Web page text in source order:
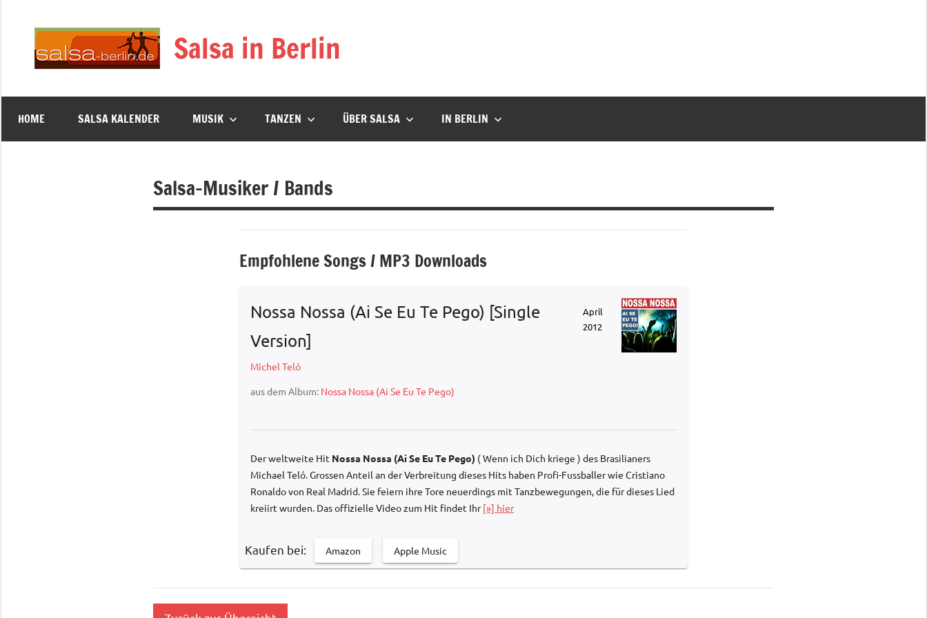
springen
Salsa in Berlin
HOME SALSA KALENDER MUSIK TANZEN ÜBER SALSA IN BERLIN
Salsa-Musiker / Bands
Empfohlene Songs / MP3 Downloads
Nossa Nossa (Ai Se Eu Te Pego) [Single
Version]
Michel Teló
aus dem Album: Nossa Nossa (Ai Se Eu Te Pego)
April
2012
Der weltweite Hit Nossa Nossa (Ai Se Eu Te Pego) ( Wenn ich Dich kriege ) des Brasilianers
Michael Teló. Grossen Anteil an der Verbreitung dieses Hits haben Profi-Fussballer wie Cristiano
Ronaldo von Real Madrid. Sie feiern ihre Tore neuerdings mit Tanzbewegungen, die für dieses Lied
kreiirt wurden. Das offizielle Video zum Hit findet Ihr[»] hier
Kaufen bei: Amazon Apple Music